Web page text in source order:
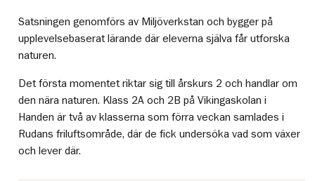
Satsningen genomförs av Miljöverkstan och bygger på
upplevelsebaserat lärande där eleverna själva får utforska
naturen.
Det första momentet riktar sig till årskurs 2 och handlar om
den nära naturen. Klass 2A och 2B på Vikingaskolan i
Handen är två av klasserna som förra veckan samlades i
Rudans friluftsområde, där de fick undersöka vad som växer
och lever där.